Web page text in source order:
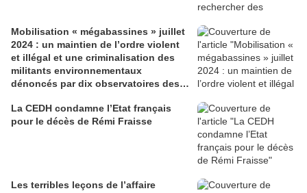
Mobilisation « mégabassines » juillet
2024 : un maintien de l’ordre violent
et illégal et une criminalisation des
militants environnementaux
dénoncés par dix observatoires des
policières
La CEDH condamne l’Etat français
pour le décès de Rémi Fraisse
Les terribles leçons de l’affaire